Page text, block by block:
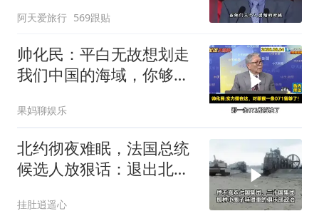
阿天爱旅行 569跟贴
帅化民：平白无故想划走
我们中国的海域，你够格
果妈聊娱乐
北约彻夜难眠，法国总统
候选人放狠话：退出北
挂肚逍遥心